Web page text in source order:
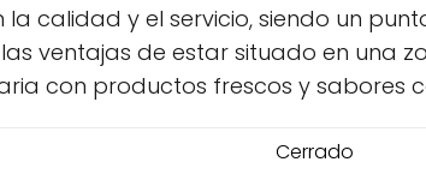
calidad y el servicio, siendo un
ventajas de estar situado en una
con productos frescos y sabores
Cerrado